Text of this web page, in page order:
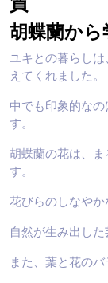
胡蝶蘭か
ユキとの暮らし
えてくれました。
中でも印象的な
す。
胡蝶蘭の花は、
す。
花びらのしなやか
自然が生み出した
また、葉と花のバ